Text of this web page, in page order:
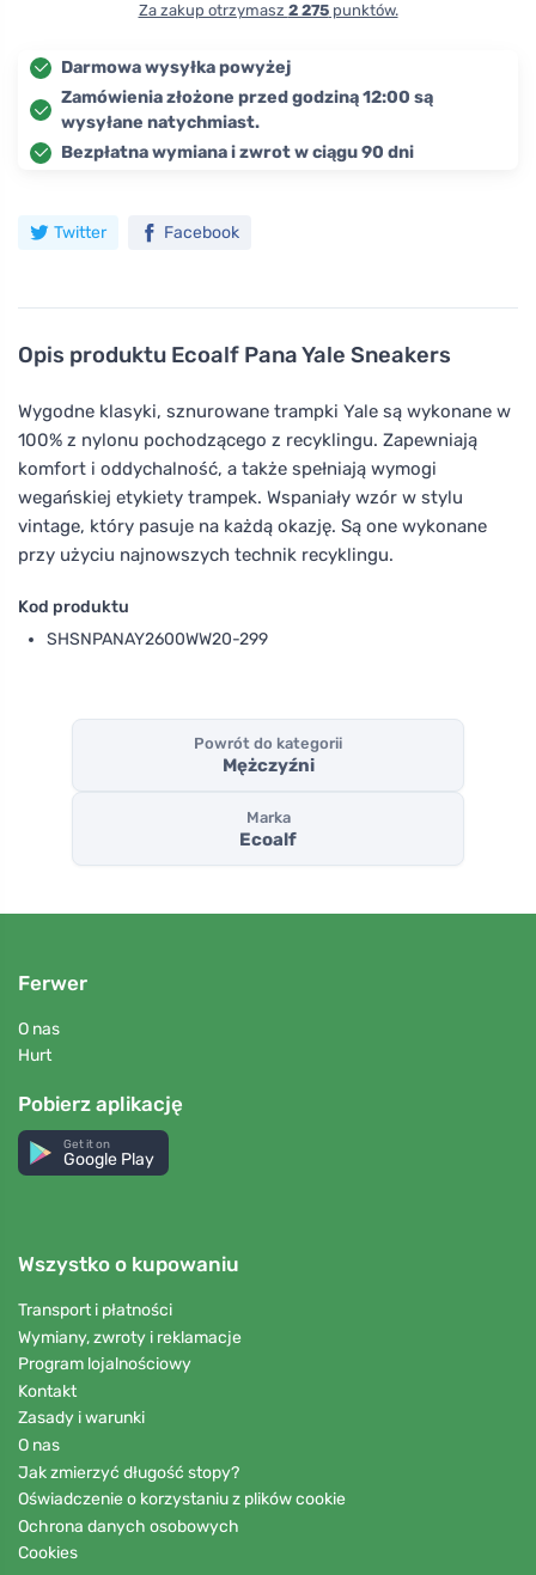
Opis produktu Ecoalf Pana Yale Sneakers
Wygodne klasyki, sznurowane trampki Yale są wykonane w
100% z nylonu pochodzącego z recyklingu. Zapewniają
komfort i oddychalność, a także spełniają wymogi
wegańskiej etykiety trampek. Wspaniały wzór w stylu
vintage, który pasuje na każdą okazję. Są one wykonane
przy użyciu najnowszych technik recyklingu.
Kod produktu
SHSNPANAY2600WW20-299
Za zakup otrzymasz 2 275punktów.
Darmowa wysyłka powyżej
Zamówienia złożone przed godziną 12:00 są
wysyłane natychmiast.
Bezpłatna wymiana i zwrot w ciągu 90 dni
Twitter Facebook
Powrót do kategorii
Mężczyźni
Marka
Ecoalf
Ferwer
O nas
Hurt
Pobierz aplikację
Get it on
Google Play
Wszystko o kupowaniu
Transport i płatności
Wymiany, zwroty i reklamacje
Program lojalnościowy
Kontakt
Zasady i warunki
O nas
Jak zmierzyć długość stopy?
Oświadczenie o korzystaniu z plików cookie
Ochrona danych osobowych
Cookies